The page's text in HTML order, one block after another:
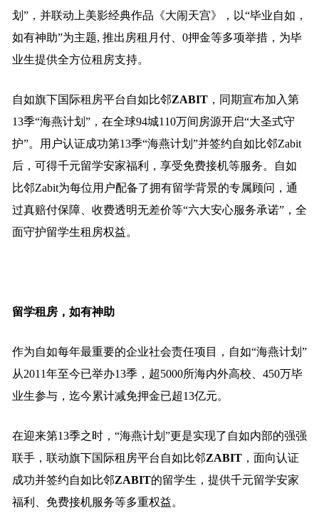
划”，并联动上美影经典作品《大闹天宫》，以“毕业自如，
如有神助”为主题, 推出房租月付、0押金等多项举措，为毕
业生提供全方位租房支持。
自如旗下国际租房平台自如比邻ZABIT，同期宣布加入第
13季“海燕计划”，在全球94城110万间房源开启“大圣式守
护”。用户认证成功第13季“海燕计划”并签约自如比邻Zabit
后，可得千元留学安家福利，享受免费接机等服务。自如
比邻Zabit为每位用户配备了拥有留学背景的专属顾问，通
过真赔付保障、收费透明无差价等“六大安心服务承诺”，全
面守护留学生租房权益。
留学租房，如有神助
作为自如每年最重要的企业社会责任项目，自如“海燕计划”
从2011年至今已举办13季，超5000所海内外高校、450万毕
业生参与，迄今累计减免押金已超13亿元。
在迎来第13季之时，“海燕计划”更是实现了自如内部的强强
联手，联动旗下国际租房平台自如比邻ZABIT，面向认证
成功并签约自如比邻ZABIT的留学生，提供千元留学安家
福利、免费接机服务等多重权益。